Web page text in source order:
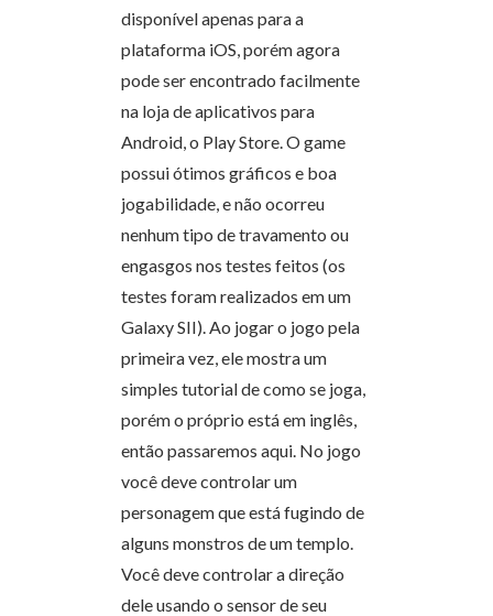
disponível apenas para a
plataforma iOS, porém agora
pode ser encontrado facilmente
na loja de aplicativos para
Android, o Play Store. O game
possui ótimos gráficos e boa
jogabilidade, e não ocorreu
nenhum tipo de travamento ou
engasgos nos testes feitos (os
testes foram realizados em um
Galaxy SII). Ao jogar o jogo pela
primeira vez, ele mostra um
simples tutorial de como se joga,
porém o próprio está em inglês,
então passaremos aqui. No jogo
você deve controlar um
personagem que está fugindo de
alguns monstros de um templo.
Você deve controlar a direção
dele usando o sensor de seu